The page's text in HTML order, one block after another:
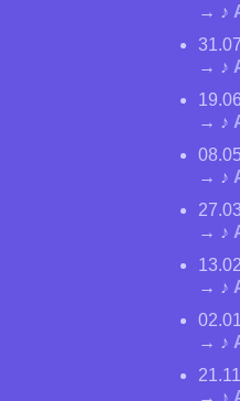
→ ♪
→ ♪
→ ♪
→ ♪
→ ♪
→ ♪
→ ♪
→ ♪